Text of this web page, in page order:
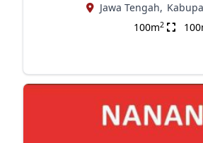
Jawa Tengah,
100m2